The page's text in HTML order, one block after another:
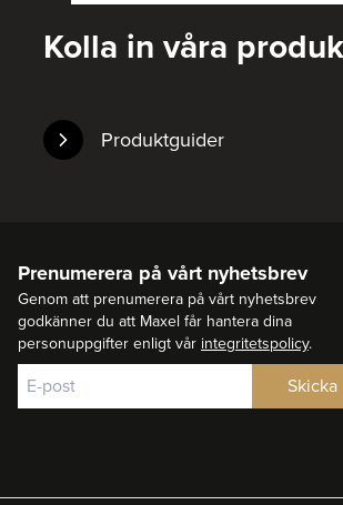
Kolla in våra
Produktguider
Prenumerera på vårt nyhetsbrev
Genom att prenumerera på vårt nyhetsbrev
godkänner du att Maxel får hantera dina
personuppgifter enligt vår integritetspolicy.